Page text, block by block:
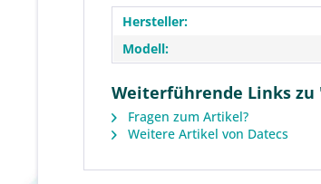
Hersteller:
Modell:
Weiterführende Links zu
Fragen zum Artikel?
Weitere Artikel von Datecs